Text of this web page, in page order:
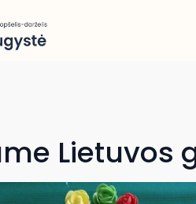
Lietuvos